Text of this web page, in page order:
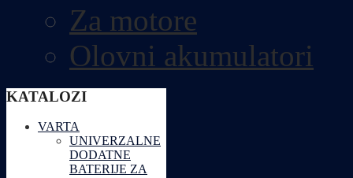
Za motore
Olovni akumulatori
KATALOZI
VARTA
UNIVERZALNE
DODATNE
BATERIJE ZA